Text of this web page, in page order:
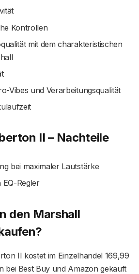
Kontrollen
mit dem charakteristischen
Vibes und Verarbeitungsqualität
II – Nachteile
bei maximaler Lautstärke
EQ-Regler
den Marshall
II kostet im Einzelhandel 169,99
bei Best Buy und Amazon gekauft